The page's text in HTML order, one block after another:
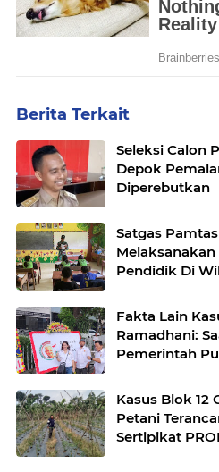
Berita Terkait
Seleksi Calon
Depok
Diperebutkan
Satgas
Melaksanakan
Pendidik Di
Fakta Lain
Ramadhani:
Pemerintah
Kasus Blok 12
Petani
Sertipikat